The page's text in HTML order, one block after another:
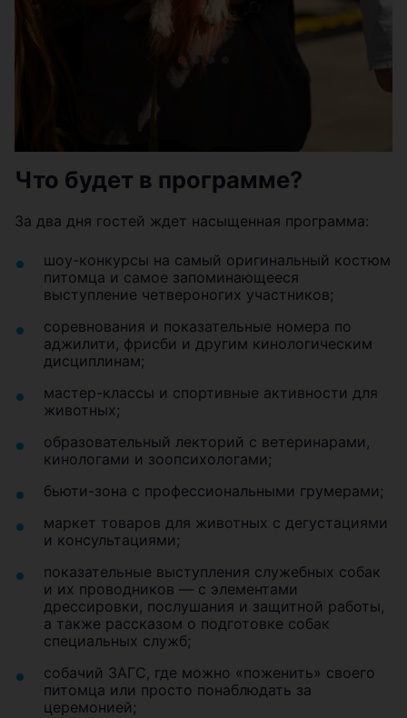
Что будет в программе?
За два дня гостей ждет насыщенная программа:
шоу-конкурсы на самый оригинальный костюм
питомца и самое запоминающееся
выступление четвероногих участников;
соревнования и показательные номера по
аджилити, фрисби и другим кинологическим
дисциплинам;
мастер-классы и спортивные активности для
животных;
образовательный лекторий с ветеринарами,
кинологами и зоопсихологами;
бьюти-зона с профессиональными грумерами;
маркет товаров для животных с дегустациями
и консультациями;
показательные выступления служебных собак
и их проводников — с элементами
дрессировки, послушания и защитной работы,
а также рассказом о подготовке собак
специальных служб;
собачий ЗАГС, где можно «поженить» своего
питомца или просто понаблюдать за
церемонией;